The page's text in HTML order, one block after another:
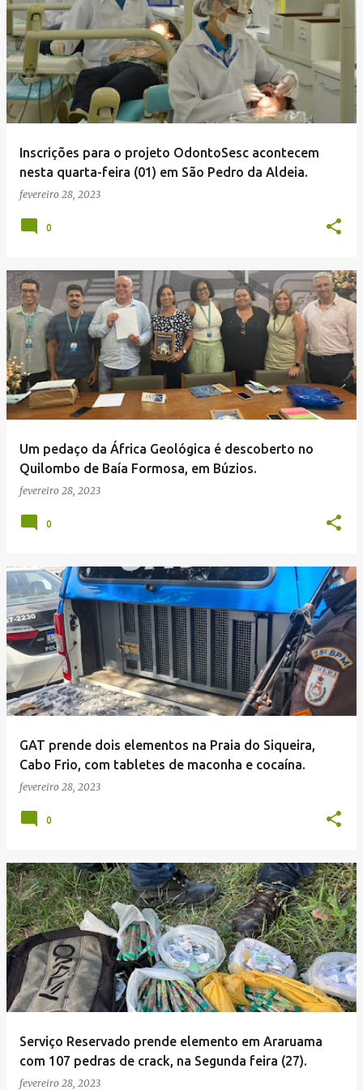
Inscrições para o projeto OdontoSesc acontecem
nesta quarta-feira (01) em São Pedro da Aldeia.
fevereiro 28, 2023
0
Um pedaço da África Geológica é descoberto no
Quilombo de Baía Formosa, em Búzios.
fevereiro 28, 2023
0
GAT prende dois elementos na Praia do Siqueira,
Cabo Frio, com tabletes de maconha e cocaína.
fevereiro 28, 2023
0
Serviço Reservado prende elemento em Araruama
com 107 pedras de crack, na Segunda feira (27).
fevereiro 28, 2023